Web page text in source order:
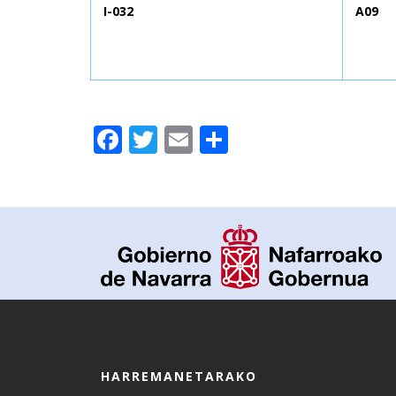
I-032 A09
Facebook
Twitter
Email
HARREMANETARAKO